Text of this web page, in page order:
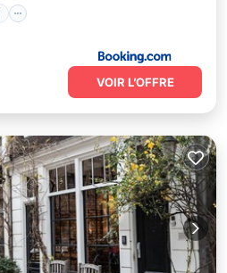
VOIR L’OFFRE